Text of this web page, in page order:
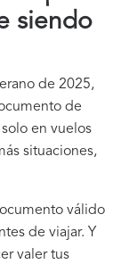
siendo
de 2025,
de
en vuelos
situaciones,
válido
de viajar. Y
valer tus